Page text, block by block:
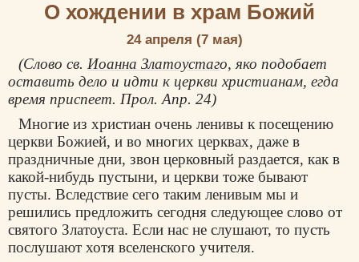
О хождении в храм Божий
24 апреля (7 мая)
(Слово св.Иоанна Златоустаго, яко подобает
оставить дело и идти к церкви христианам, егда
время приспеет. Прол. Апр. 24)
Многие из христиан очень ленивы к посещению
церкви Божией, и во многих церквах, даже в
праздничные дни, звон церковный раздается, как в
какой-нибудь пустыни, и церкви тоже бывают
пусты. Вследствие сего таким ленивым мы и
решились предложить сегодня следующее слово от
святого Златоуста. Если нас не слушают, то пусть
послушают хотя вселенского учителя.